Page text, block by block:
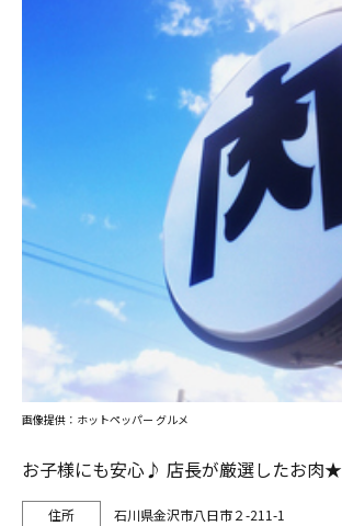
お子様にも安心♪ 店長が厳選したお肉★
石川県金沢市八日市２-211-1
画像提供：ホットペッパー グルメ